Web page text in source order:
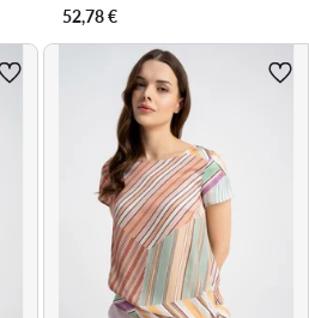
52,78€